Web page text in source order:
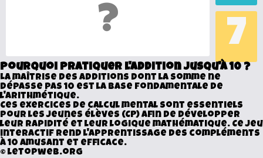
?
7
Pourquoi pratiquer l'addition jusqu'à 10 ?
La maîtrise des additions dont la somme ne
dépasse pas 10 est la base fondamentale de
l'arithmétique.
Ces exercices de calcul mental sont essentiels
pour les jeunes élèves (CP) afin de développer
leur rapidité et leur logique mathématique. Ce jeu
interactif rend l'apprentissage des compléments
à 10 amusant et efficace.
© letopweb.org